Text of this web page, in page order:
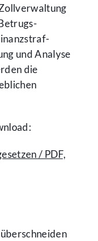
und Analyse
die
/ PDF,